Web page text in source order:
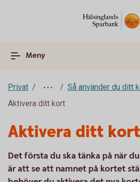
Meny
Privat
Så använder du ditt
Aktivera ditt kort
Aktivera ditt kort
Det första du ska tänka på när
är att se att namnet på kortet